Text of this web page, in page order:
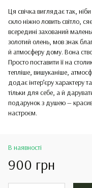
Ця свічка виглядає так,
скло ніжно ловить світло,
всередині захований
золотий олень, мов знак
й атмосферу дому. Вона
Просто поставити її на
тепліше, вишуканіше,
додає інтер’єру характеру
тільки для себе, а й
подарунок з душею —
настроєм.
В наявності
900 грн